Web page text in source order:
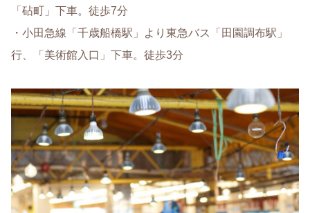
「砧町」下車。徒歩7分
・小田急線「千歳船橋駅」より東急バス「田園調布駅」
行、「美術館入口」下車。徒歩3分